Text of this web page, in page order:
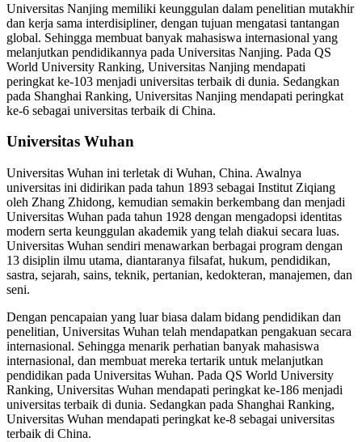
Universitas Nanjing memiliki keunggulan dalam penelitian mutakhir
dan kerja sama interdisipliner, dengan tujuan mengatasi tantangan
global. Sehingga membuat banyak mahasiswa internasional yang
melanjutkan pendidikannya pada Universitas Nanjing. Pada QS
World University Ranking, Universitas Nanjing mendapati
peringkat ke-103 menjadi universitas terbaik di dunia. Sedangkan
pada Shanghai Ranking, Universitas Nanjing mendapati peringkat
ke-6 sebagai universitas terbaik di China.
Universitas Wuhan
Universitas Wuhan ini terletak di Wuhan, China. Awalnya
universitas ini didirikan pada tahun 1893 sebagai Institut Ziqiang
oleh Zhang Zhidong, kemudian semakin berkembang dan menjadi
Universitas Wuhan pada tahun 1928 dengan mengadopsi identitas
modern serta keunggulan akademik yang telah diakui secara luas.
Universitas Wuhan sendiri menawarkan berbagai program dengan
13 disiplin ilmu utama, diantaranya filsafat, hukum, pendidikan,
sastra, sejarah, sains, teknik, pertanian, kedokteran, manajemen, dan
seni.
Dengan pencapaian yang luar biasa dalam bidang pendidikan dan
penelitian, Universitas Wuhan telah mendapatkan pengakuan secara
internasional. Sehingga menarik perhatian banyak mahasiswa
internasional, dan membuat mereka tertarik untuk melanjutkan
pendidikan pada Universitas Wuhan. Pada QS World University
Ranking, Universitas Wuhan mendapati peringkat ke-186 menjadi
universitas terbaik di dunia. Sedangkan pada Shanghai Ranking,
Universitas Wuhan mendapati peringkat ke-8 sebagai universitas
terbaik di China.